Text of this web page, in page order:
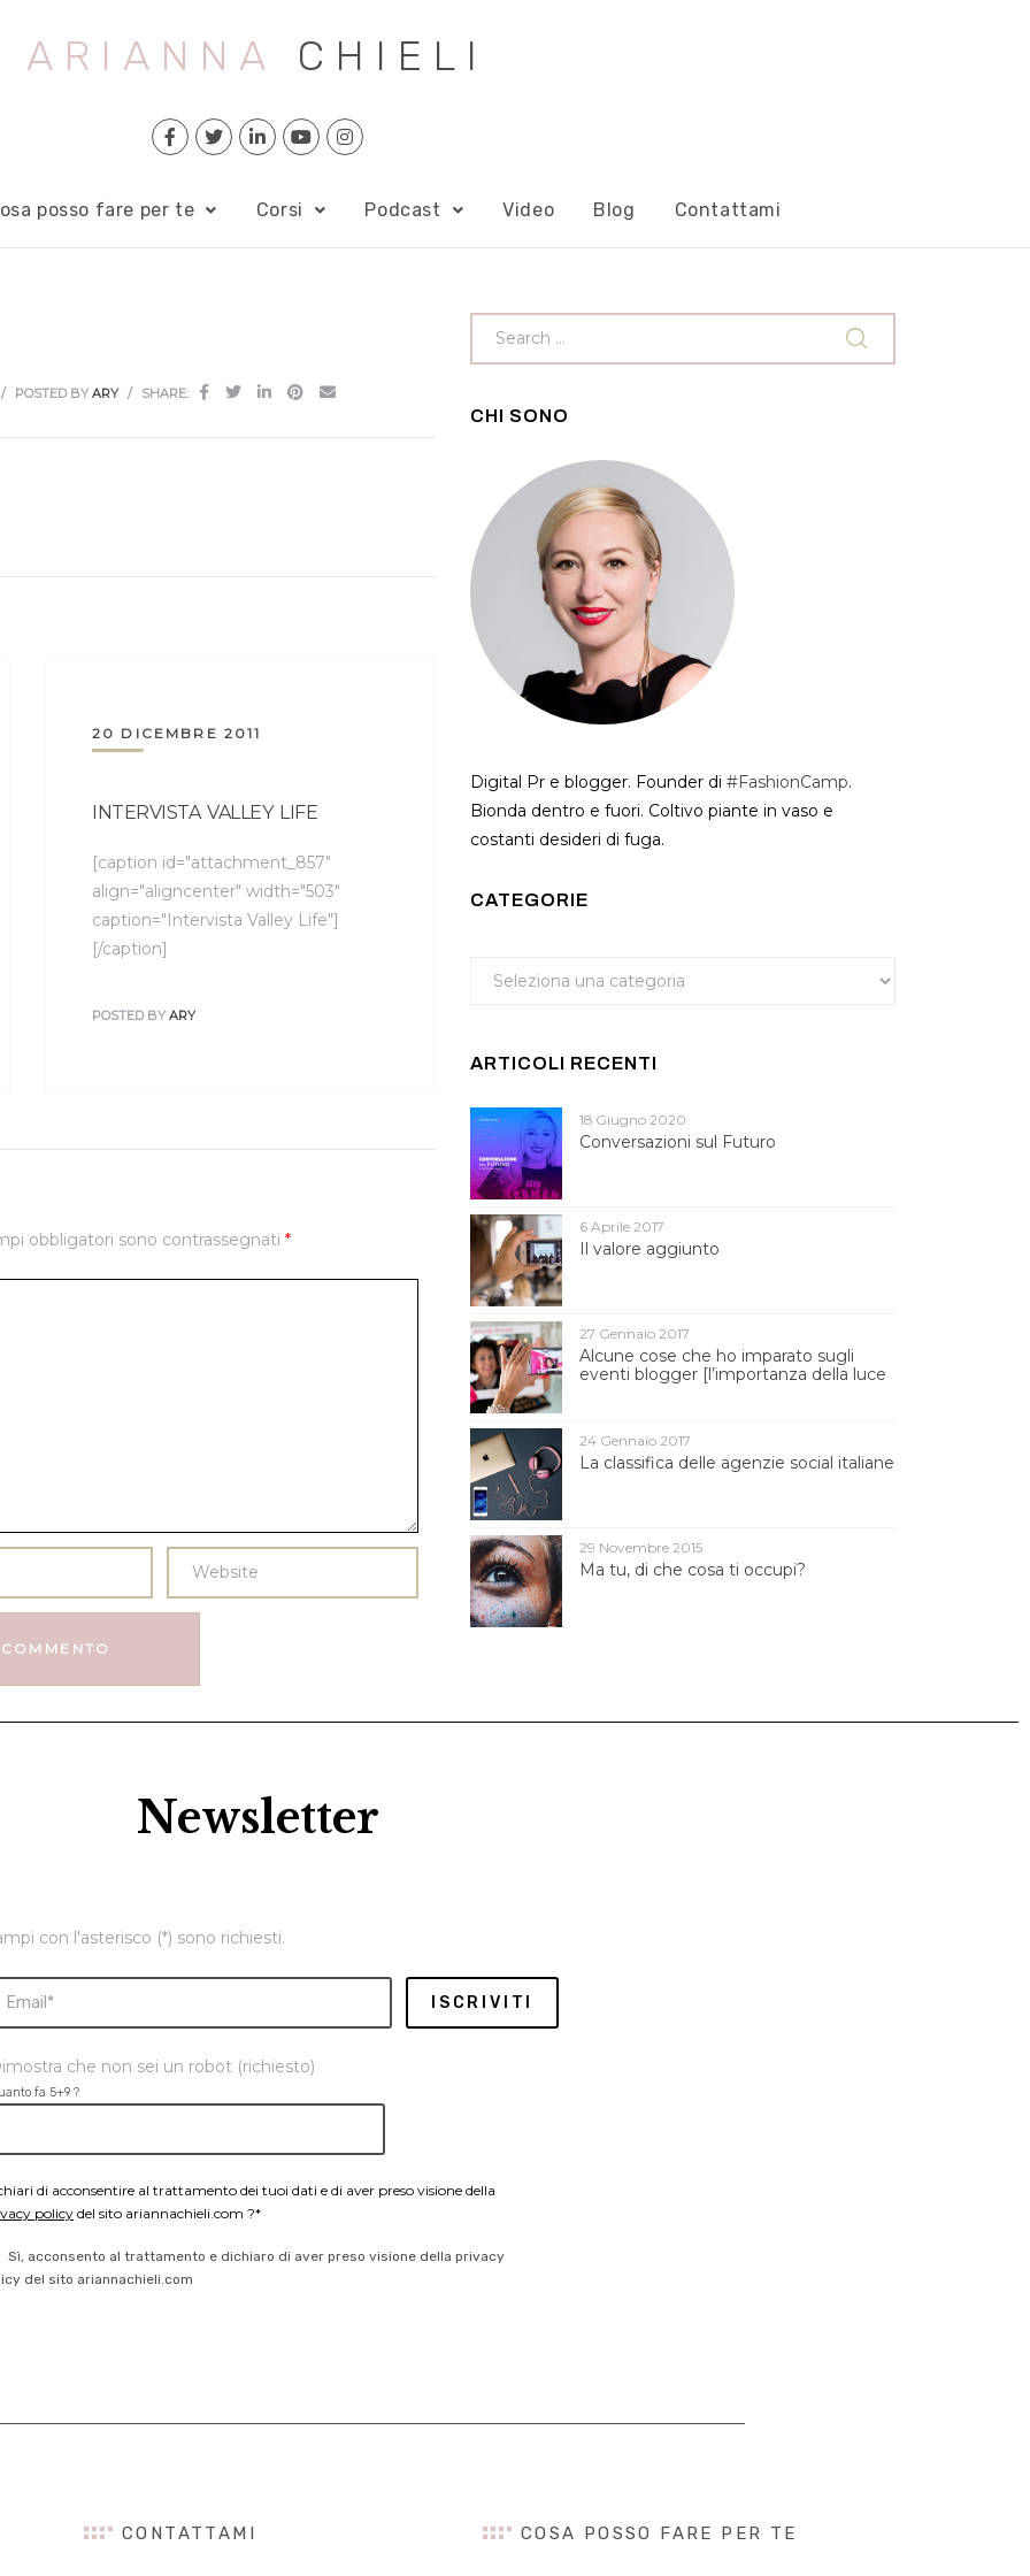
ARIANNA CHIELI
posso fare per te Corsi Podcast Video Blog Contattami
POSTED BYARY SHARE:
20 DICEMBRE 2011
INTERVISTA VALLEY LIFE
[caption id="attachment_857"
align="aligncenter" width="503"
caption="Intervista Valley Life"]
[/caption]
POSTED BY ARY
obbligatori sono contrassegnati *
CHI SONO
Digital Pr e blogger. Founder di #FashionCamp.
Bionda dentro e fuori. Coltivo piante in vaso e
costanti desideri di fuga.
CATEGORIE
ARTICOLI RECENTI
Conversazioni sul Futuro
18 Giugno 2020
Il valore aggiunto
6 Aprile 2017
Alcune cose che ho imparato sugli
eventi blogger [l’importanza della luce
27 Gennaio 2017
La classifica delle agenzie social italiane
24 Gennaio 2017
Ma tu, di che cosa ti occupi?
29 Novembre 2015
Newsletter
con l'asterisco (*) sono richiesti.
che non sei un robot (richiesto)
fa 5+9 ?
di acconsentire al trattamento dei tuoi dati e di aver preso visione della
policy del sito ariannachieli.com ?*
Sì, acconsento al trattamento e dichiaro di aver preso visione della privacy
del sito ariannachieli.com
CONTATTAMI COSA POSSO FARE PER TE